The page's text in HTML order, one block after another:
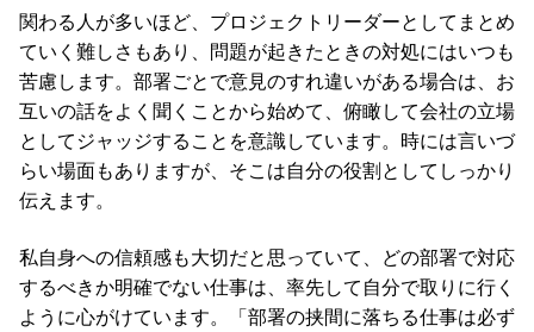
関わる人が多いほど、プロジェクトリーダーとしてまとめ
ていく難しさもあり、問題が起きたときの対処にはいつも
苦慮します。部署ごとで意見のすれ違いがある場合は、お
互いの話をよく聞くことから始めて、俯瞰して会社の立場
としてジャッジすることを意識しています。時には言いづ
らい場面もありますが、そこは自分の役割としてしっかり
伝えます。
私自身への信頼感も大切だと思っていて、どの部署で対応
するべきか明確でない仕事は、率先して自分で取りに行く
ように心がけています。「部署の挟間に落ちる仕事は必ず